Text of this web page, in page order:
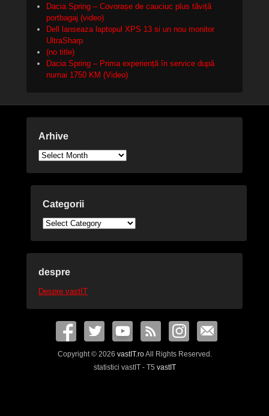
Dacia Spring – Covorașe de cauciuc plus tăviță
portbagaj (video)
Dell lanseaza laptopul XPS 13 si un nou monitor
UltraSharp
(no title)
Dacia Spring – Prima experiență în service după
numai 1750 KM (Video)
Arhive
Arhive
Categorii
Categorii
despre
Despre vastIT
Copyright © 2026 vastIT.roAll Rights Reserved.
statistici vastIT - T5 vastIT